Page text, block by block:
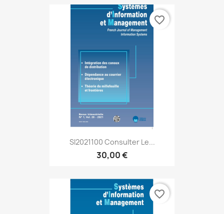
SI2021100 Consulter Le...
30,00 €
favorite_border
favorite_border